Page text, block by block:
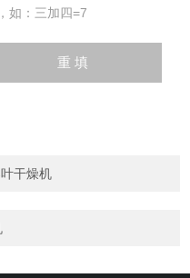
如：三加四=7
干燥机